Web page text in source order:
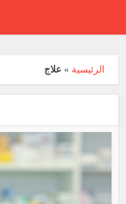
الرئيسية »علاج